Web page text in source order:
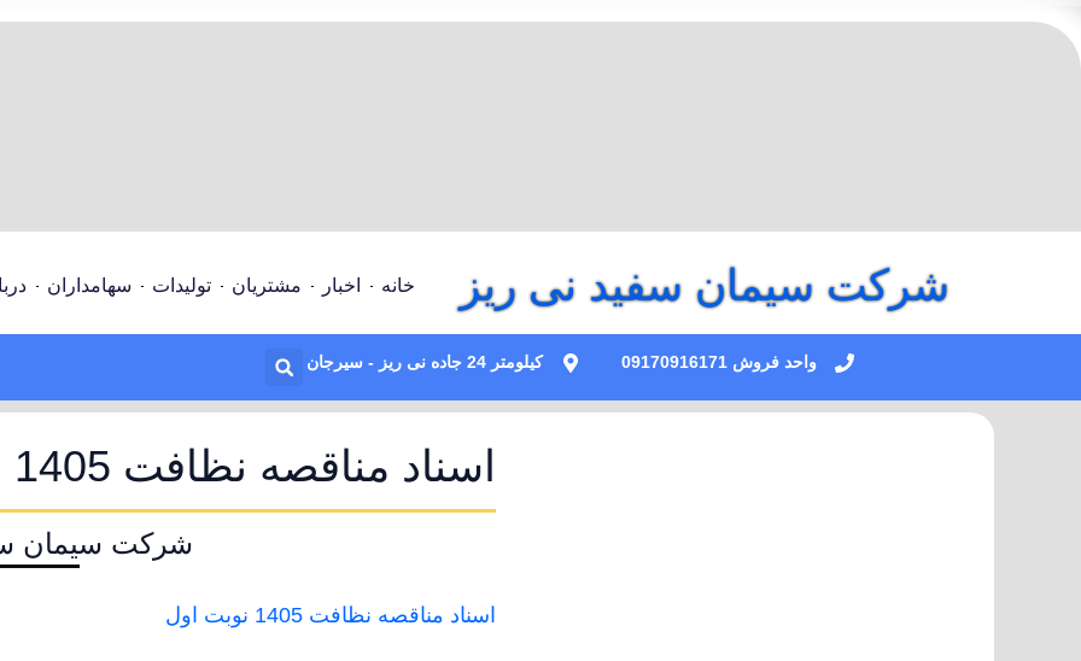
به
شرکت سیمان سفید نی ریز خانه اخبار مشتریان تولیدات سهامداران
واحد فروش 09170916171 کیلومتر 24 جاده نی ریز - سیرجان
اسناد مناقصه نظافت 1405 نوبت اول
شرکت سیمان
اسناد مناقصه نظافت 1405 نوبت اول